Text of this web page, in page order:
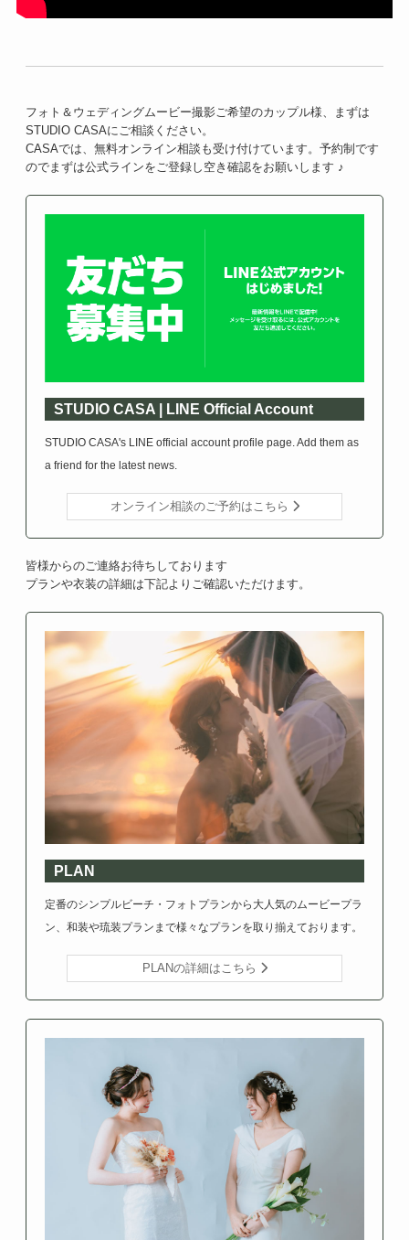
フォト＆ウェディングムービー撮影ご希望のカップル様、まずは
STUDIO CASAにご相談ください。
CASAでは、無料オンライン相談も受け付けています。予約制です
のでまずは公式ラインをご登録し空き確認をお願いします ♪
STUDIO CASA | LINE Official Account
STUDIO CASA's LINE official account profile page. Add them as
a friend for the latest news.
オンライン相談のご予約はこちら
皆様からのご連絡お待ちしております
プランや衣装の詳細は下記よりご確認いただけます。
PLAN
定番のシンプルビーチ・フォトプランから大人気のムービープラ
ン、和装や琉装プランまで様々なプランを取り揃えております。
PLANの詳細はこちら